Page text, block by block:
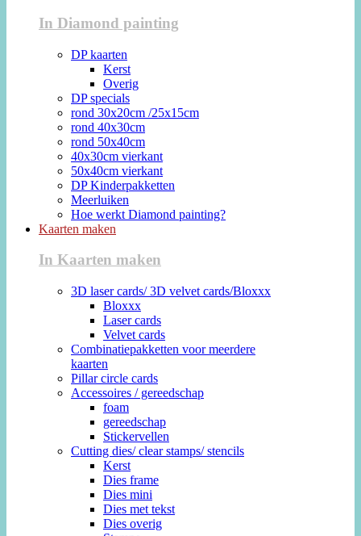
In Diamond painting
DP kaarten
Kerst
Overig
DP specials
rond 30x20cm /25x15cm
rond 40x30cm
rond 50x40cm
40x30cm vierkant
50x40cm vierkant
DP Kinderpakketten
Meerluiken
Hoe werkt Diamond painting?
Kaarten maken
In Kaarten maken
3D laser cards/ 3D velvet cards/Bloxxx
Bloxxx
Laser cards
Velvet cards
Combinatiepakketten voor meerdere
kaarten
Pillar circle cards
Accessoires / gereedschap
foam
gereedschap
Stickervellen
Cutting dies/ clear stamps/ stencils
Kerst
Dies frame
Dies mini
Dies met tekst
Dies overig